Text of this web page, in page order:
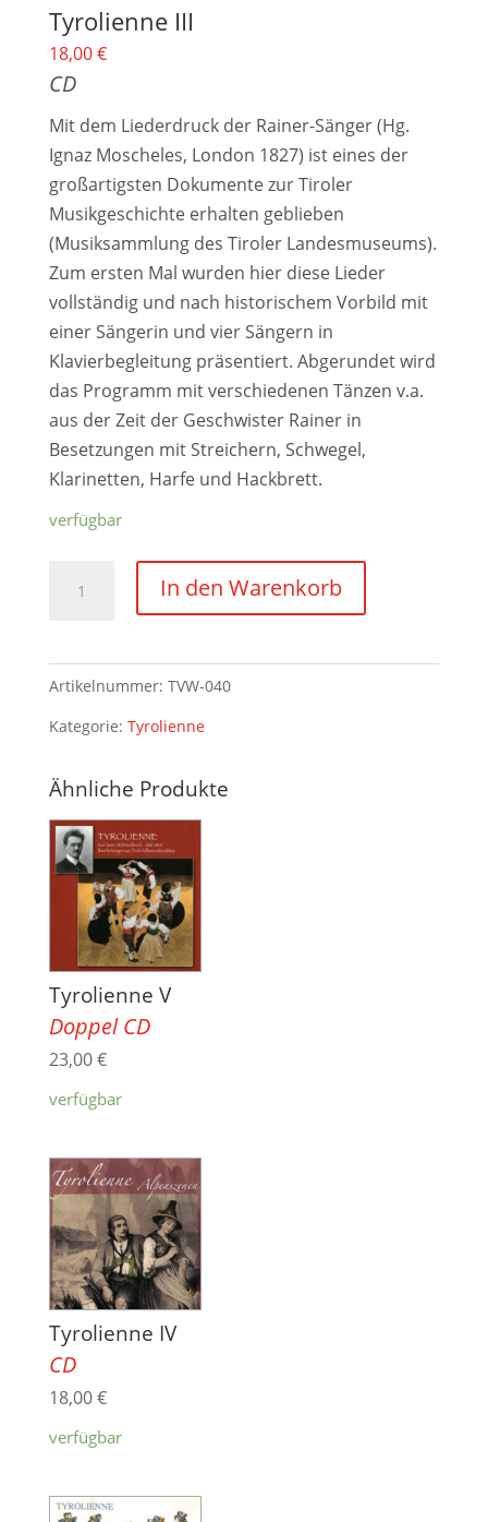
Tyrolienne III
18,00€
CD
Mit dem Liederdruck der Rainer-Sänger (Hg.
Ignaz Moscheles, London 1827) ist eines der
großartigsten Dokumente zur Tiroler
Musikgeschichte erhalten geblieben
(Musiksammlung des Tiroler Landesmuseums).
Zum ersten Mal wurden hier diese Lieder
vollständig und nach historischem Vorbild mit
einer Sängerin und vier Sängern in
Klavierbegleitung präsentiert. Abgerundet wird
das Programm mit verschiedenen Tänzen v.a.
aus der Zeit der Geschwister Rainer in
Besetzungen mit Streichern, Schwegel,
Klarinetten, Harfe und Hackbrett.
verfügbar
In den Warenkorb
Artikelnummer: TVW-040
Kategorie: Tyrolienne
Ähnliche Produkte
Tyrolienne V
Doppel CD
23,00€
verfügbar
Tyrolienne IV
CD
18,00€
verfügbar